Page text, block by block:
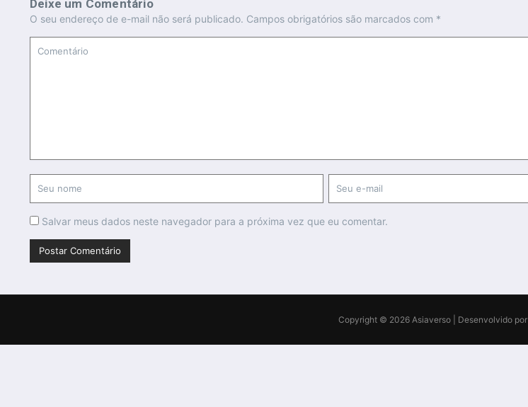
Deixe um Comentário
O seu endereço de e-mail não será publicado. Campos obrigatórios são marcados com *
Salvar meus dados neste navegador para a próxima vez que eu comentar.
Copyright © 2026 Asiaverso | Desenvolvido por